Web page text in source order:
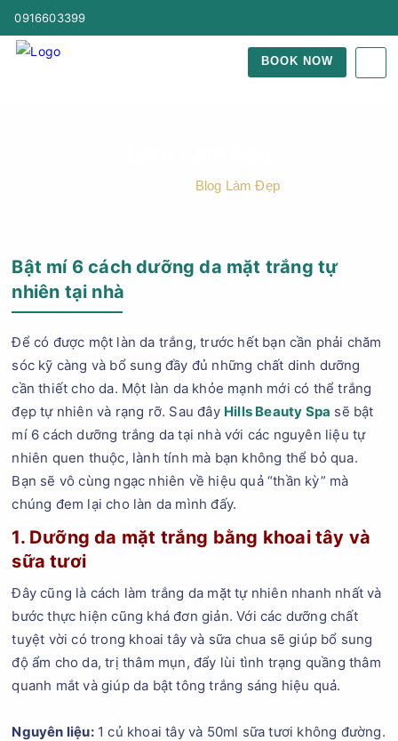
0916603399
BOOK NOW
Blog Làm Đẹp
Bật mí 6 cách dưỡng da mặt trắng tự
nhiên tại nhà
Để có được một làn da trắng, trước hết bạn cần phải chăm
sóc kỹ càng và bổ sung đầy đủ những chất dinh dưỡng
cần thiết cho da. Một làn da khỏe mạnh mới có thể trắng
đẹp tự nhiên và rạng rỡ. Sau đây Hills Beauty Spa sẽ bật
mí 6 cách dưỡng trắng da tại nhà với các nguyên liệu tự
nhiên quen thuộc, lành tính mà bạn không thể bỏ qua.
Bạn sẽ vô cùng ngạc nhiên về hiệu quả “thần kỳ” mà
chúng đem lại cho làn da mình đấy.
1. Dưỡng da mặt trắng bằng khoai tây và
sữa tươi
Đây cũng là cách làm trắng da mặt tự nhiên nhanh nhất và
bước thực hiện cũng khá đơn giản. Với các dưỡng chất
tuyệt vời có trong khoai tây và sữa chua sẽ giúp bổ sung
độ ẩm cho da, trị thâm mụn, đẩy lùi tình trạng quầng thâm
quanh mắt và giúp da bật tông trắng sáng hiệu quả.
Nguyên liệu:1 củ khoai tây và 50ml sữa tươi không đường.